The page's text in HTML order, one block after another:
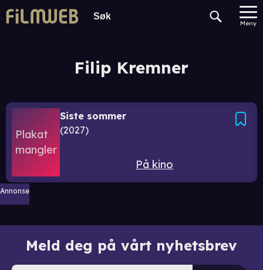
Meny
Filip Kremner
Siste sommer
2027
På kino
Annonse
Meld deg på vårt nyhetsbrev